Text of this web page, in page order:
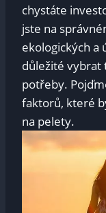
chystáte
jste na
ekologických a
důležité vybrat
potřeby.
faktorů, které
na pelety.